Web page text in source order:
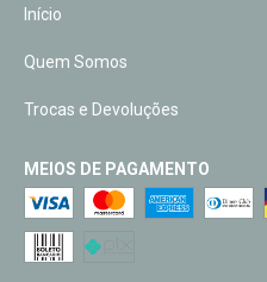
Início
Quem Somos
Trocas e Devoluções
MEIOS DE PAGAMENTO